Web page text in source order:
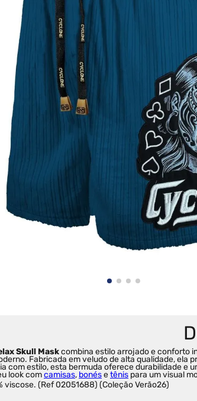
Skull Mask combina estilo arrojado e conforto
Fabricada em veludo de alta qualidade,
com estilo, esta bermuda oferece durabilidade
look com camisas, bonés e tênis para um visual
viscose. (Ref 02051688) (Coleção Verão26)